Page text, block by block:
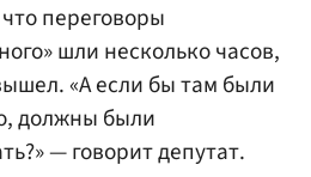
переговоры
шли несколько часов,
«А если бы там были
должны были
— говорит депутат.